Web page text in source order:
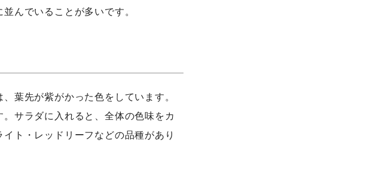
んでいることが多いです。
葉先が紫がかった色をしています。
サラダに入れると、全体の色味をカ
ト・レッドリーフなどの品種があり